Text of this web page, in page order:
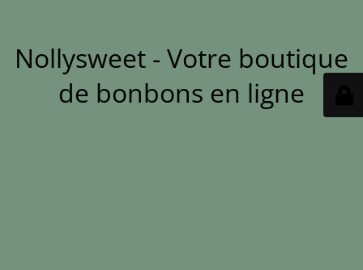
Nollysweet - Votre boutique
de bonbons en ligne